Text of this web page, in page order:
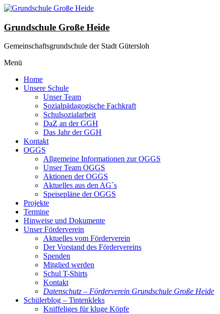
Zum
wechseln
Grundschule Große Heide
Gemeinschaftsgrundschule der Stadt Gütersloh
Menü
Home
Unsere Schule
Unser Team
Sozialpädagogische Fachkraft
Schulsozialarbeit
DaZ an der GGH
Das Jahr der GGH
Kontakt
OGGS
Allgemeine Informationen zur OGGS
Unser Team OGGS
Aktionen der OGGS
Aktuelles aus den AG´s
Speisepläne der OGGS
Projekte
Termine
Hinweise und Dokumente
Unser Förderverein
Aktuelles vom Förderverein
Der Vorstand des Fördervereins
Spenden
Mitglied werden
Schul T-Shirts
Kontakt
Datenschutz – Förderverein Grundschule Große Heide
Schülerblog – Tintenkleks
Kniffeliges für kluge Köpfe